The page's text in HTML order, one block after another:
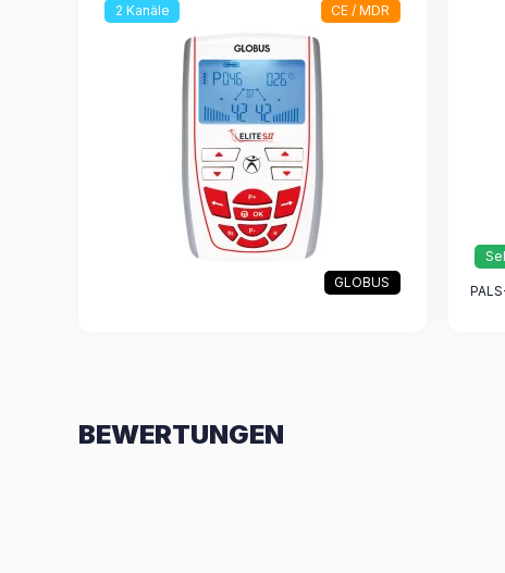
2 Kanäle CE / MDR
GLOBUS
BEWERTUNGEN